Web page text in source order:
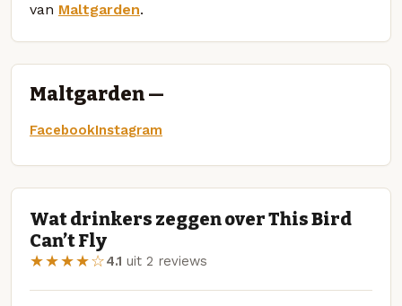
van Maltgarden.
Maltgarden —
FacebookInstagram
Wat drinkers zeggen over This Bird
Can’t Fly
★★★★☆4.1 uit 2 reviews